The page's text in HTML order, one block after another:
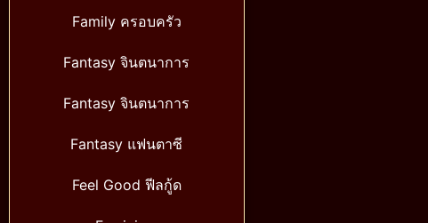
Family ครอบครัว
Fantasy จินตนาการ
Fantasy จินตนาการ
Fantasy แฟนตาซี
Feel Good ฟีลกู้ด